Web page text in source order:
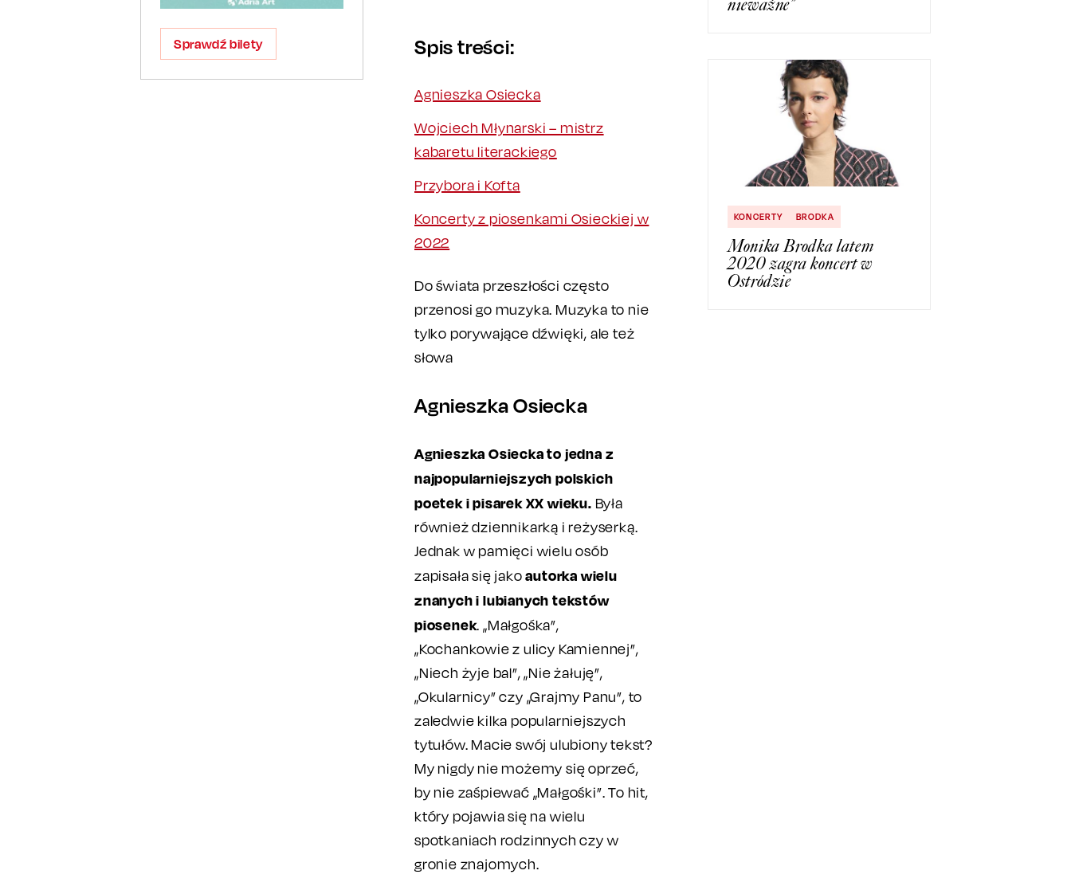
Sprawdź bilety Spis treści:
Agnieszka Osiecka
Wojciech Młynarski – mistrz
kabaretu literackiego
Przybora i Kofta
Koncerty z piosenkami Osieckiej w
2022
Do świata przeszłości często
przenosi go muzyka. Muzyka to nie
tylko porywające dźwięki, ale też
słowa
Agnieszka Osiecka
Agnieszka Osiecka to jedna z
najpopularniejszych polskich
poetek i pisarek XX wieku. Była
również dziennikarką i reżyserką.
Jednak w pamięci wielu osób
zapisała się jakoautorka wielu
znanych i lubianych tekstów
piosenek. „Małgośka”,
„Kochankowie z ulicy Kamiennej”,
„Niech żyje bal”, „Nie żałuję”,
„Okularnicy” czy „Grajmy Panu”, to
zaledwie kilka popularniejszych
tytułów. Macie swój ulubiony tekst?
My nigdy nie możemy się oprzeć,
by nie zaśpiewać „Małgośki”. To hit,
który pojawia się na wielu
spotkaniach rodzinnych czy w
gronie znajomych.
nieważne”
KONCERTY BRODKA
Monika Brodka latem
2020 zagra koncert w
Ostródzie